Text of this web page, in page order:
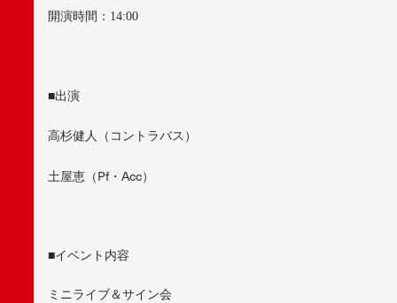
開演時間： 14:00
■出演
高杉健人（コントラバス）
土屋恵（Pf・Acc）
■イベント内容
ミニライブ＆サイン会